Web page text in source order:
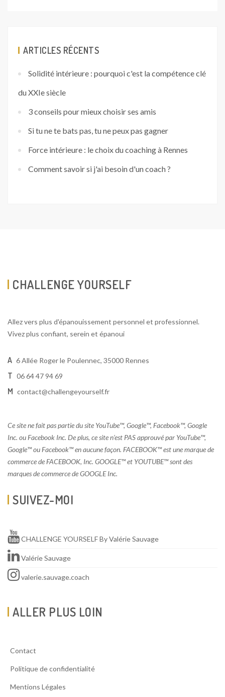
ARTICLES RÉCENTS
Solidité intérieure : pourquoi c'est la compétence clé
du XXIe siècle
3 conseils pour mieux choisir ses amis
Si tu ne te bats pas, tu ne peux pas gagner
Force intérieure : le choix du coaching à Rennes
Comment savoir si j'ai besoin d'un coach ?
CHALLENGE YOURSELF
Allez vers plus d'épanouissement personnel et professionnel.
Vivez plus confiant, serein et épanoui
A 6 Allée Roger le Poulennec, 35000 Rennes
T 06 64 47 94 69
M contact@challengeyourself.fr
Ce site ne fait pas partie du site YouTube™, Google™, Facebook™, Google
Inc. ou Facebook Inc. De plus, ce site n’est PAS approuvé par YouTube™,
Google™ ou Facebook™ en aucune façon. FACEBOOK™ est une marque de
commerce de FACEBOOK, Inc. GOOGLE™ et YOUTUBE™ sont des
marques de commerce de GOOGLE Inc.
SUIVEZ-MOI
CHALLENGE YOURSELF By Valérie Sauvage
Valérie Sauvage
valerie.sauvage.coach
ALLER PLUS LOIN
Contact
Politique de confidentialité
Mentions Légales